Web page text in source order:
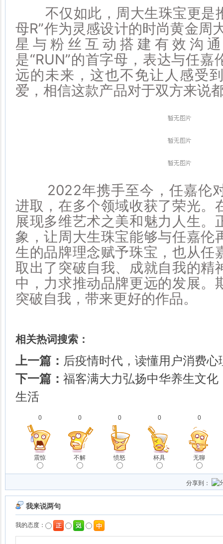
不仅如此，周大生珠宝更是
母R”作为灵感设计的时尚黄金周
星与粉丝互动搭建有效沟
是“RUN”的首字母，表达与任嘉
远的未来，这也不免让人感受
爱，相信这款产品对于双方来说
2022年携手至今，任嘉伦对
进取，在多个领域收获了荣光。
展现多维艺术之美和魅力人生。
象，让周大生珠宝能够与任嘉伦
生的品牌理念赋予珠宝，也从任
取出了突破自我、成就自我的精
中，力求推动品牌更远的发展。
突破自我，带来更好的作品。
相关热词搜索：
上一篇： 后疫情时代，读懂用户消费心
下一篇： 福客满大力弘扬中华养生文
生活
0
震惊
0
不解
0
愤怒
0
杯具
0
无聊
分享到：